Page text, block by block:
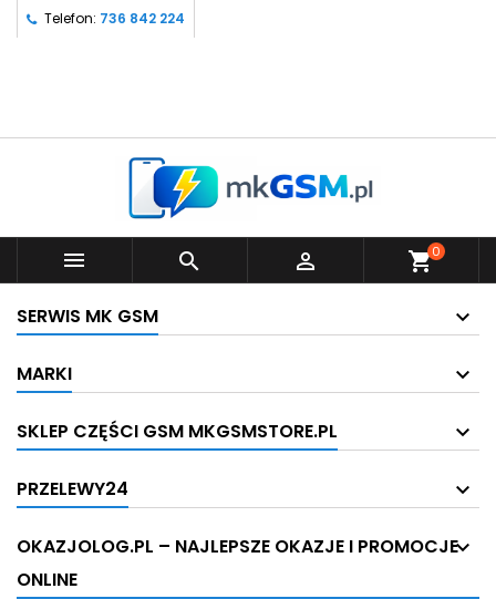
Telefon: 736 842 224
   shopping_cart0
SERWIS MK GSM
MARKI
SKLEP CZĘŚCI GSM MKGSMSTORE.PL
PRZELEWY24
OKAZJOLOG.PL – NAJLEPSZE OKAZJE I PROMOCJE
ONLINE